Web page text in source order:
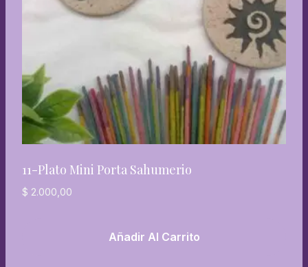
11-Plato Mini Porta Sahumerio
$ 2.000,00
Añadir Al Carrito